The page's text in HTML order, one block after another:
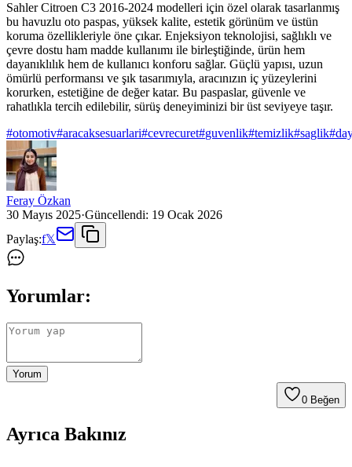
Sahler Citroen C3 2016-2024 modelleri için özel olarak tasarlanmış
bu havuzlu oto paspas, yüksek kalite, estetik görünüm ve üstün
koruma özellikleriyle öne çıkar. Enjeksiyon teknolojisi, sağlıklı ve
çevre dostu ham madde kullanımı ile birleştiğinde, ürün hem
dayanıklılık hem de kullanıcı konforu sağlar. Güçlü yapısı, uzun
ömürlü performansı ve şık tasarımıyla, aracınızın iç yüzeylerini
korurken, estetiğine de değer katar. Bu paspaslar, güvenle ve
rahatlıkla tercih edilebilir, sürüş deneyiminizi bir üst seviyeye taşır.
#otomotiv#aracaksesuarlari#cevrecuret#guvenlik#temizlik#saglik#
Feray Özkan
30 Mayıs 2025·Güncellendi: 19 Ocak 2026
Paylaş:f𝕏
Yorumlar:
Yorum
0 Beğen
Ayrıca Bakınız